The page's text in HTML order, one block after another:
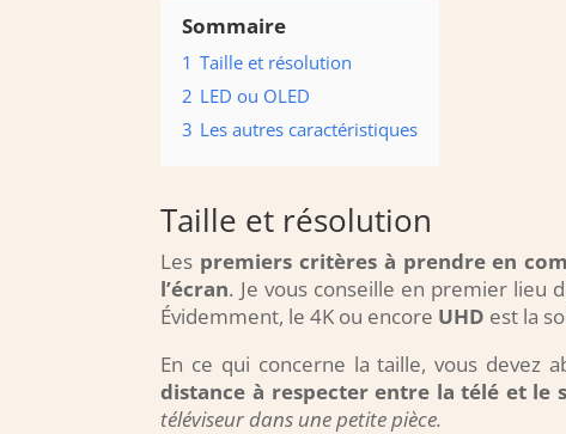
Sommaire
1 Taille et résolution
2 LED ou OLED
3 Les autres caractéristiques
Taille et résolution
Les premiers critères à prendre en
l’écran. Je vous conseille en premier lieu
Évidemment, le 4K ou encore UHD est la
En ce qui concerne la taille, vous devez
distance à respecter entre la télé et le
téléviseur dans une petite pièce.